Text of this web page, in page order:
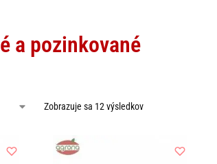
a pozinkované
Zobrazuje sa 12 výsledkov